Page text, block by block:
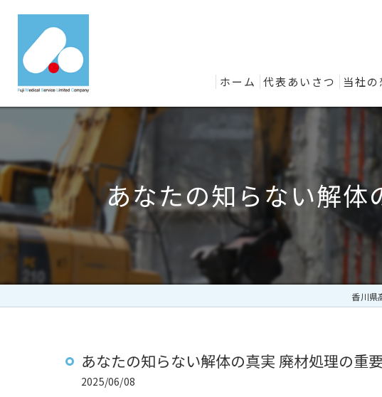
ホーム 代表あいさつ 当社の
あなたの知らない解
香川県
あなたの知らない解体の真実 廃材処理の重
2025/06/08